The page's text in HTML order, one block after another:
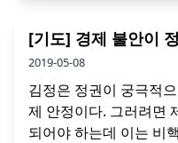
[기도] 경제 불안이
2019-05-08
김정은 정권이 궁극적
제 안정이다. 그러려면
되어야 하는데 이는 비